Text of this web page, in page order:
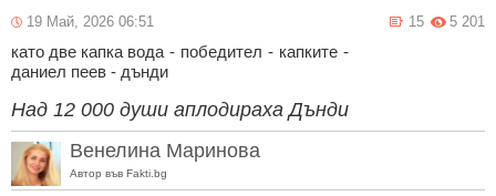
19 Май, 2026 06:51 5 201
15
като две капка вода - победител - капките -
даниел пеев - дънди
Над 12 000 души аплодираха Дънди
Венелина Маринова
Автор във Fakti.bg